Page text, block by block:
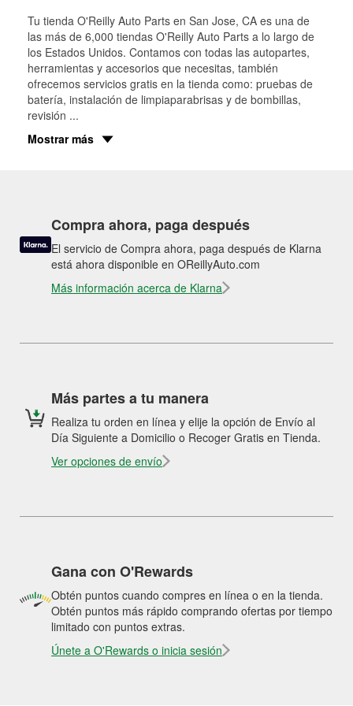
Tu tienda O'Reilly Auto Parts en San Jose, CA es una de
las más de 6,000 tiendas O'Reilly Auto Parts a lo largo de
los Estados Unidos. Contamos con todas las autopartes,
herramientas y accesorios que necesitas, también
ofrecemos servicios gratis en la tienda como: pruebas de
batería, instalación de limpiaparabrisas y de bombillas,
revisión ...
Mostrar más
Compra ahora, paga después
El servicio de Compra ahora, paga después de Klarna
está ahora disponible en OReillyAuto.com
Más información acerca de Klarna
Más partes a tu manera
Realiza tu orden en línea y elije la opción de Envío al
Día Siguiente a Domicilio o Recoger Gratis en Tienda.
Ver opciones de envío
Gana con O'Rewards
Obtén puntos cuando compres en línea o en la tienda.
Obtén puntos más rápido comprando ofertas por tiempo
limitado con puntos extras.
Únete a O'Rewards o inicia sesión